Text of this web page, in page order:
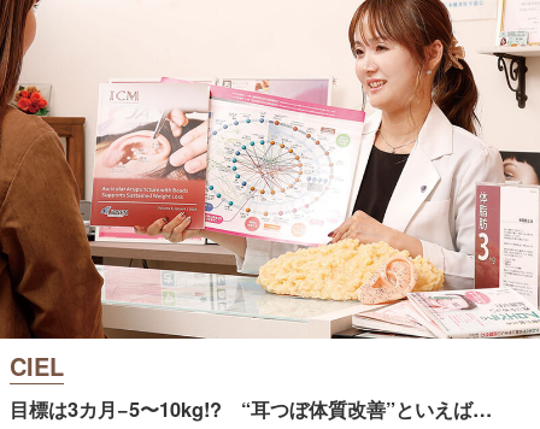
CIEL
目標は3カ月−5〜10kg!? “耳つぼ体質改善”といえば…